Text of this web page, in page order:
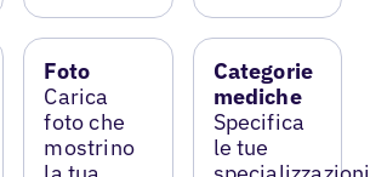
Foto
Carica
foto che
mostrino
Categorie
mediche
Specifica
le tue